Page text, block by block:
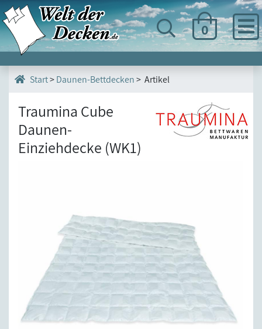
0
Start>Daunen-Bettdecken> Artikel
Traumina Cube
Daunen-
Einziehdecke (WK1)